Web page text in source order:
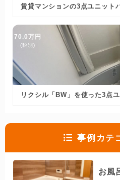
賃貸マンションの3点ユニット
70.0万円
(税別)
リクシル「BW」を使った3点
事例カテ
お風